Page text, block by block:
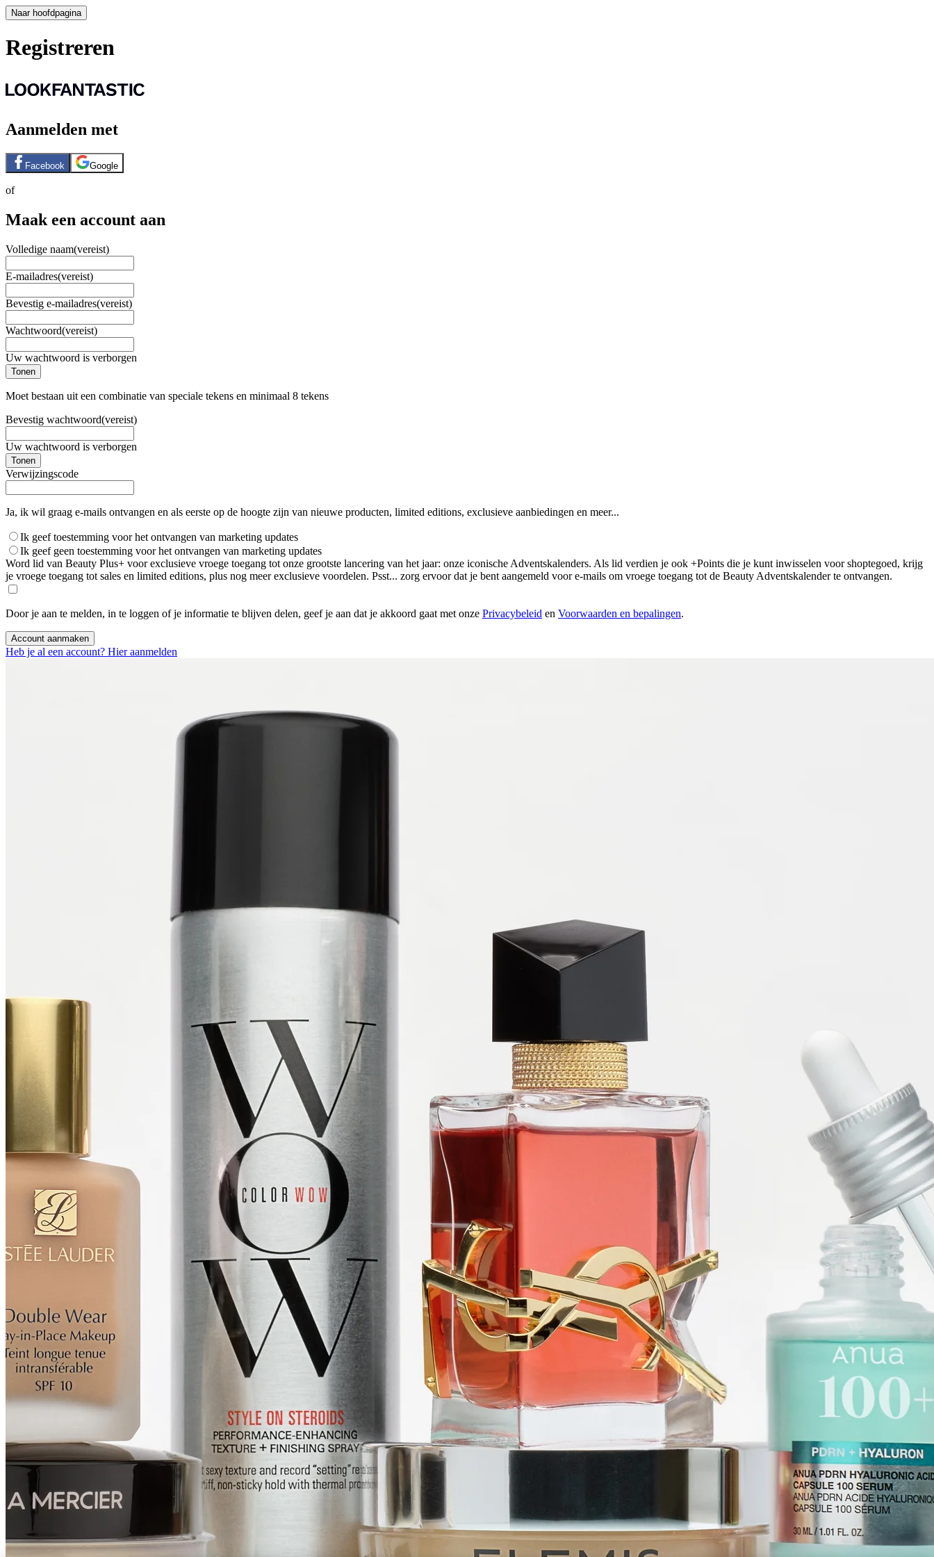
Naar hoofdpagina
Registreren
Aanmelden met
Facebook Google
of
Maak een account aan
Volledige naam(vereist)
E-mailadres(vereist)
Bevestig e-mailadres(vereist)
Wachtwoord(vereist)
Uw wachtwoord is verborgen
Tonen
Moet bestaan uit een combinatie van speciale tekens en minimaal 8 tekens
Bevestig wachtwoord(vereist)
Uw wachtwoord is verborgen
Tonen
Verwijzingscode
Ja, ik wil graag e-mails ontvangen en als eerste op de hoogte zijn van nieuwe producten, limited editions, exclusieve aanbiedingen en meer...
Ik geef toestemming voor het ontvangen van marketing updates
Ik geef geen toestemming voor het ontvangen van marketing updates
Word lid van Beauty Plus+ voor exclusieve vroege toegang tot onze grootste lancering van het jaar: onze iconische Adventskalenders. Als lid verdien je ook +Points die je kunt inwisselen voor shoptegoed, krijg
je vroege toegang tot sales en limited editions, plus nog meer exclusieve voordelen. Psst... zorg ervoor dat je bent aangemeld voor e-mails om vroege toegang tot de Beauty Adventskalender te ontvangen.
Door je aan te melden, in te loggen of je informatie te blijven delen, geef je aan dat je akkoord gaat met onze Privacybeleid en Voorwaarden en bepalingen.
Account aanmaken
Heb je al een account? Hier aanmelden